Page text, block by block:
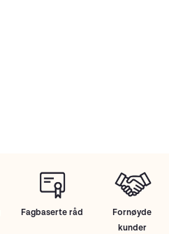
Fagbaserte råd
Fornøyde
kunder